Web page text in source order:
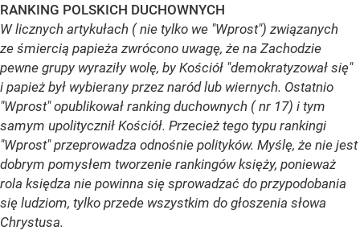
RANKING POLSKICH DUCHOWNYCH
W licznych artykułach ( nie tylko we "Wprost") związanych
ze śmiercią papieża zwrócono uwagę, że na Zachodzie
pewne grupy wyraziły wolę, by Kościół "demokratyzował się"
i papież był wybierany przez naród lub wiernych. Ostatnio
"Wprost" opublikował ranking duchownych ( nr 17) i tym
samym upolitycznił Kościół. Przecież tego typu rankingi
"Wprost" przeprowadza odnośnie polityków. Myślę, że nie jest
dobrym pomysłem tworzenie rankingów księży, ponieważ
rola księdza nie powinna się sprowadzać do przypodobania
się ludziom, tylko przede wszystkim do głoszenia słowa
Chrystusa.